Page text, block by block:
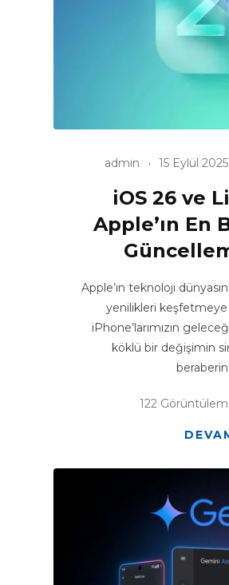
admin 15 Eylül 2025
iOS 26 ve
Apple’ın En
Apple’ın teknoloji
yenilikleri keşfetmeye
iPhone’larımızın
köklü bir değişimin
122